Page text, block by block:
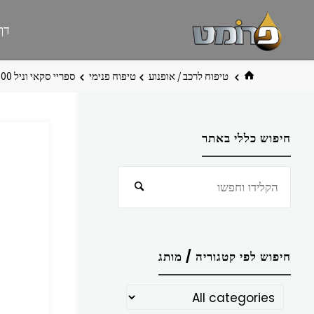
בית טיפוח לרכב / אופנוע טיפוח פנימי ספריי סקאי וניל 300 מ”ל
חיפוש כללי באתר
חיפוש
חיפוש לפי קטגוריה / מותג